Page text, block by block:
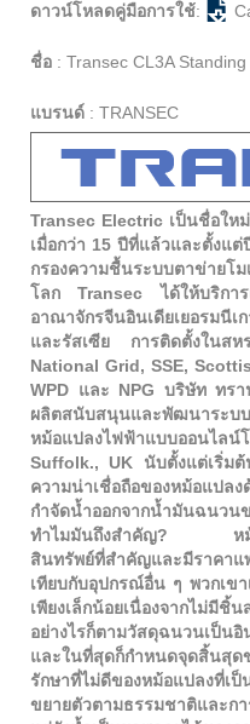
ดาวน์โหลดคู่มือการใช้:
ชื่อ : Transec CL3A
แบรนด์ : TRANSEC
Transec Electric เป็นชื่อให
เมื่อกว่า 15 ปีที่แล้วและตั้งแต่
กรองความชื้นระบบตาข่าย
โลก Transec ได้ให้บริกา
อาณาจักรจีนอินเดียเยอรมนีเ
และรัสเซีย การติดตั้งในสห
National Grid, SSE,
WPD และ NPG บริษัท ทรา
ผลิตสนับสนุนและพัฒนาระบ
หม้อแปลงไฟฟ้าแบบออนไ
Suffolk., UK นับตั้งแต่เริ่มต้
ความน่าเชื่อถือของหม้อแป
กำจัดน้ำออกจากน้ำมันฉนวน
ทำไมมันถึงสำคัญ? หม้อแ
สินทรัพย์ที่สำคัญและมีราคาแ
เทียบกับอุปกรณ์อื่น ๆ พวกเขา
เพียงเล็กน้อยเนื่องจากไม่มีชิ้
อย่างไรก็ตามวัสดุฉนวนเป็นอิ
และในที่สุดก็กำหนดจุดสิ้นสุ
รักษาที่ไม่ดีของหม้อแปลงที่เ
ขยายตัวตามธรรมชาติและก